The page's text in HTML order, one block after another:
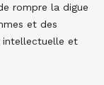
rompre la digue
et des
intellectuelle et